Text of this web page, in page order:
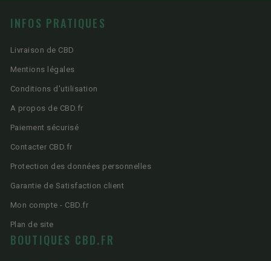
INFOS PRATIQUES
Livraison de CBD
Mentions légales
Conditions d'utilisation
A propos de CBD.fr
Paiement sécurisé
Contacter CBD.fr
Protection des données personnelles
Garantie de Satisfaction client
Mon compte - CBD.fr
Plan de site
BOUTIQUES CBD.FR